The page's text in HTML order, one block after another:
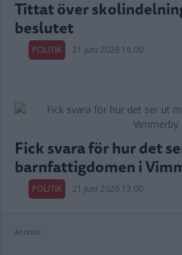
Tittat över
beslutet
POLITIK 21 juni 2026 18.00
Fick svara för hur det
barnfattigdomen i
POLITIK 21 juni 2026 13.00
Annons: